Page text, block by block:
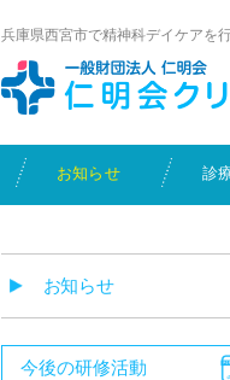
兵庫県西宮市で精神科デイケアを
お知らせ 診
お知らせ
今後の研修活動